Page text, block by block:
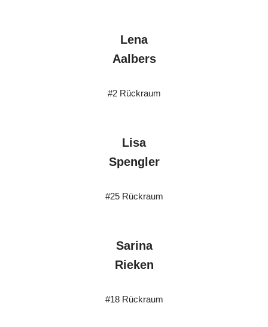
Lena
Aalbers
#2 Rückraum
Lisa
Spengler
#25 Rückraum
Sarina
Rieken
#18 Rückraum